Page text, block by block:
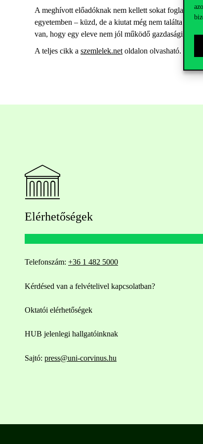
A meghívott előadóknak nem kellett sokat
egyetemben – küzd, de a kiutat még nem találta
van, hogy egy eleve nem jól működő gazdasági
A teljes cikk a szemlelek.net oldalon olvasható.
Elérhetőségek
Telefonszám: +36 1 482 5000
Kérdésed van a felvételivel kapcsolatban?
Oktatói elérhetőségek
HUB jelenlegi hallgatóinknak
Sajtó: press@uni-corvinus.hu